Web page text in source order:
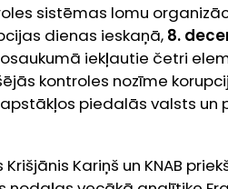
sistēmas lomu
dienas ieskaņā, 8.
iekļautie četri
kontroles nozīme
piedalās valsts un
Kariņš un KNAB